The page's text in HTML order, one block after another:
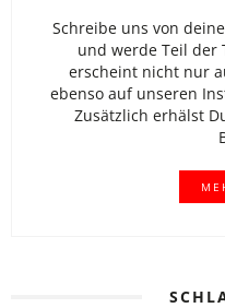
Schreibe uns von
und werde Teil der
erscheint nicht nur
ebenso auf unseren
Zusätzlich erhälst